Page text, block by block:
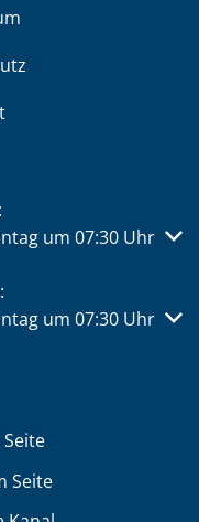
Schließzeiten
um 07:30 Uhr
Schließzeiten
um 07:30 Uhr
Seite